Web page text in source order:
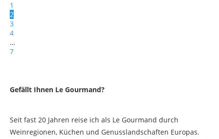
1
2
3
4
…
7
Gefällt Ihnen Le Gourmand?
Seit fast 20 Jahren reise ich als Le Gourmand durch
Weinregionen, Küchen und Genusslandschaften Europas.